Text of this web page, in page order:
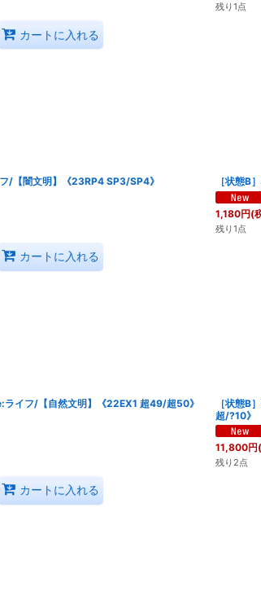
カートに入れる
残り1点
/【闇文明】《23RP4 SP3/SP4》
カートに入れる
［状態B
1,180円(
残り1点
ライフ/【自然文明】《22EX1 超49/超50》
カートに入れる
［状態B
超/?10》
11,800円
残り2点